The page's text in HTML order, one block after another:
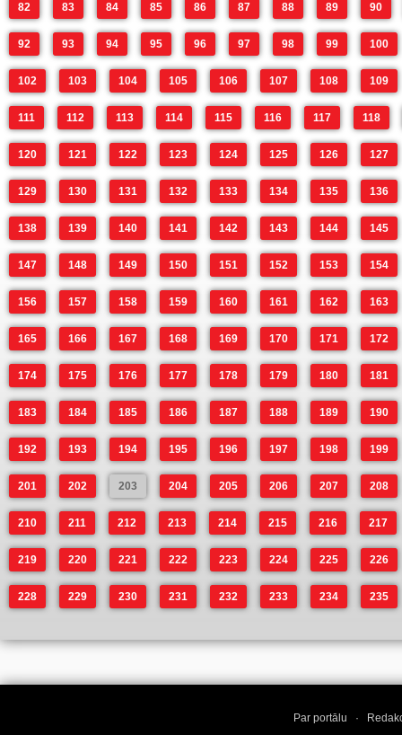
82 83 84 85 86 87 88 89 90
92 93 94 95 96 97 98 99 100
102 103 104 105 106 107 108 109
111 112 113 114 115 116 117 118
120 121 122 123 124 125 126 127
129 130 131 132 133 134 135 136
138 139 140 141 142 143 144 145
147 148 149 150 151 152 153 154
156 157 158 159 160 161 162 163
165 166 167 168 169 170 171 172
174 175 176 177 178 179 180 181
183 184 185 186 187 188 189 190
192 193 194 195 196 197 198 199
201 202 203 204 205 206 207 208
210 211 212 213 214 215 216 217
219 220 221 222 223 224 225 226
228 229 230 231 232 233 234 235
Par portālu ·